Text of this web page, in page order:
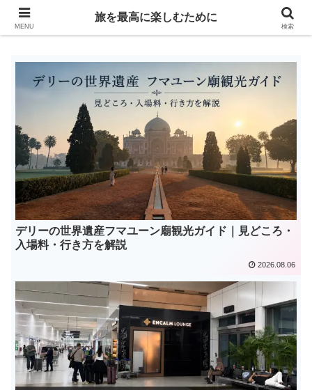
Life is travelling
デリーの世界遺産フマユーン廟観光ガイド｜見どころ・
入場料・行き方を解説
2026.08.06
MENU
旅を最高に楽しむために
検索